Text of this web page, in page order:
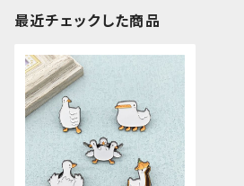
最近チェックした商品